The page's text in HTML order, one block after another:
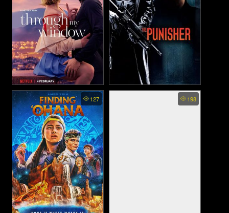
Through My Window - รักผ่าน
หน้าต่าง (2022)
The Punisher - เพรชฆาต
127 198